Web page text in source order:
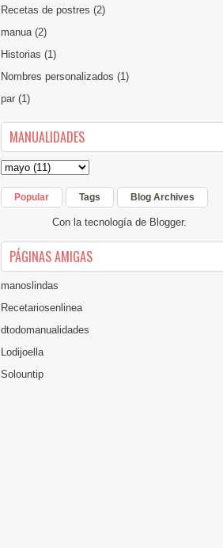
Recetas de postres (2)
manua (2)
Historias (1)
Nombres personalizados (1)
par (1)
MANUALIDADES
Popular Tags Blog Archives
Con la tecnología de Blogger.
PÁGINAS AMIGAS
manoslindas
Recetariosenlinea
dtodomanualidades
Lodijoella
Solountip